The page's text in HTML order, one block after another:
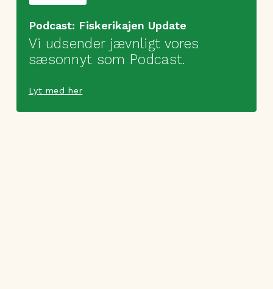
Podcast: Fiskerikajen Update
Vi udsender jævnligt vores
sæsonnyt som Podcast.
Lyt med her